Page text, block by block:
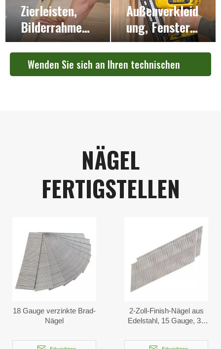
Zierleisten,
Bilderrahmen
und
Vertäfelung
Außenverkleid
ung, Fenster-
und
Türverkleidun
g sowie
Wenden Sie sich an Ihren technischen
NÄGEL
FERTIGSTELLEN
18 Gauge verzinkte Brad-
Nägel
2-Zoll-Finish-Nägel aus
Edelstahl, 15 Gauge, 34